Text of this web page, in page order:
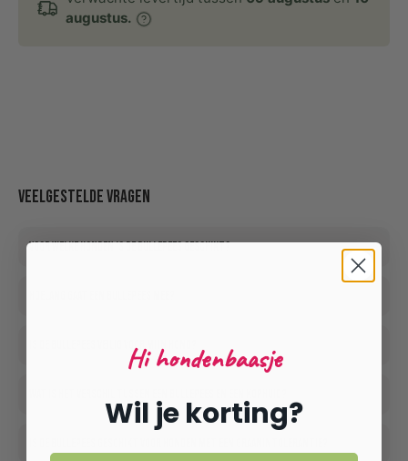
augustus.
Veelgestelde vragen
Voor welke honden is de bullepees geschikt?
Is de bullepees veilig voor mijn hond?Hi hondenbaasje
Wil je korting?